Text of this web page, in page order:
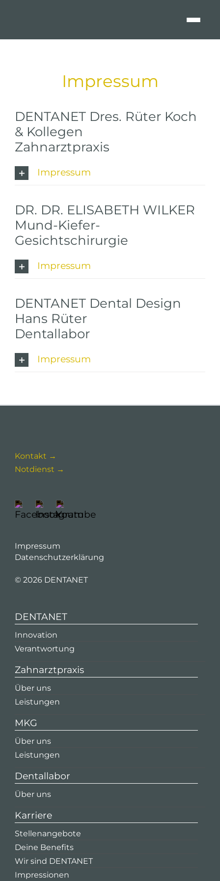
Impressum
DENTANET Dres. Rüter Koch
& Kollegen
Zahnarztpraxis
Impressum
DR. DR. ELISABETH WILKER
Mund-Kiefer-
Gesichtschirurgie
Impressum
DENTANET Dental Design
Hans Rüter
Dentallabor
Impressum
Kontakt →
Notdienst →
Impressum
Datenschutzerklärung
© 2026 DENTANET
DENTANET
Innovation
Verantwortung
Zahnarztpraxis
Über uns
Leistungen
MKG
Über uns
Leistungen
Dentallabor
Über uns
Karriere
Stellenangebote
Deine Benefits
Wir sind DENTANET
Impressionen